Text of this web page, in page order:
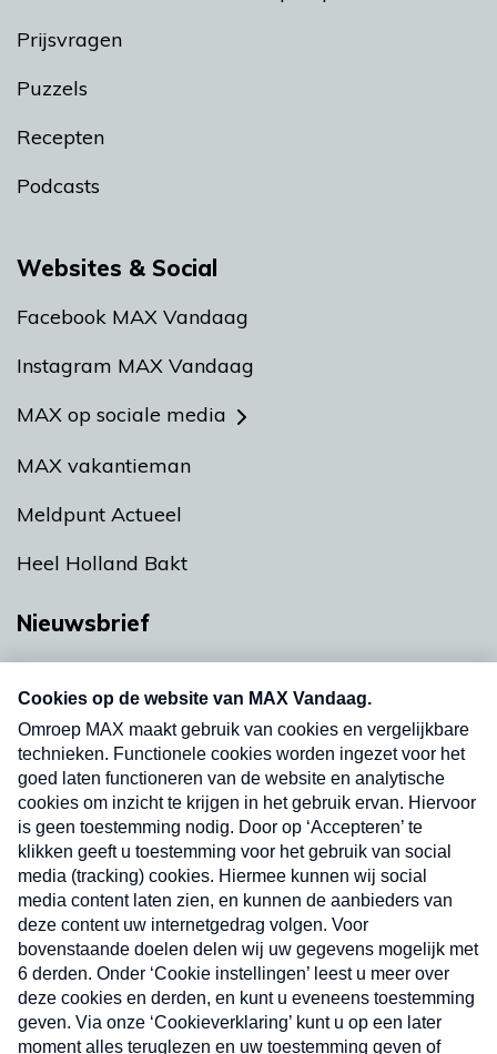
Prijsvragen
Puzzels
Recepten
Podcasts
Websites & Social
Facebook MAX Vandaag
Instagram MAX Vandaag
MAX op sociale media
MAX vakantieman
Meldpunt Actueel
Heel Holland Bakt
Nieuwsbrief
nieuwsbrief. Elke vrijdag- en dinsdagochtend in
uw mailbox.
Verzend
Nieuwsbrief
Neem hier een gratis abonnement op onze